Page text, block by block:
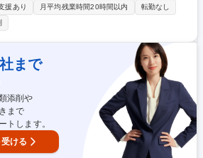
を丁寧にお伝えした後、2027年3月1日の案件
：ビルやマンションの
様（お客様）からの度重なる要望や、急な仕
件：9割が自社案件、RC造の共同住宅 ■エリ
・埼玉県南 ■特色：社用PCを貸与し、さいたま
で拠点に縛られない働き方を実現しています。
【1級施工管理技士】
業ほぼなし
援あり 月平均残業時間20時間以内
転勤なし
まで
添削や
まで
トします。
ける